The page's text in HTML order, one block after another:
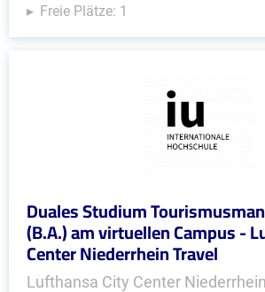
Freie Plätze: 1
Duales Studium
(B.A.) am virtuellen Campus -
Center Niederrhein Travel
Lufthansa City Center